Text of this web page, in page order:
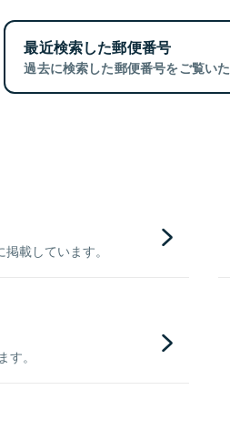
最近検索した郵便番号
過去に検索した郵便番号をご覧いた
載しています。
。